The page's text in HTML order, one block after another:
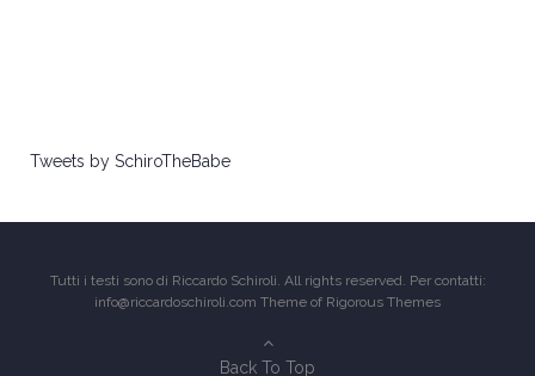
Tweets by SchiroTheBabe
Tutti i testi sono di Riccardo Schiroli. All rights reserved. Per contatti:
info@riccardoschiroli.com Theme of Rigorous Themes
Back To Top